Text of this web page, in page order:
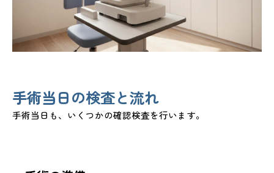
手術当日の検査と流れ
手術当日も、いくつかの確認検査を行います。